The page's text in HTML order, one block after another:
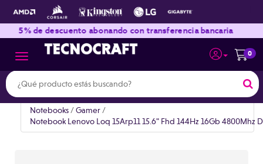
0
Toggle navigation
descuento abonando con transferencia bancaria
Notebooks /Gamer /
Notebook Lenovo Loq 15Arp11 15.6" Fhd 144Hz 16Gb 4800Mhz